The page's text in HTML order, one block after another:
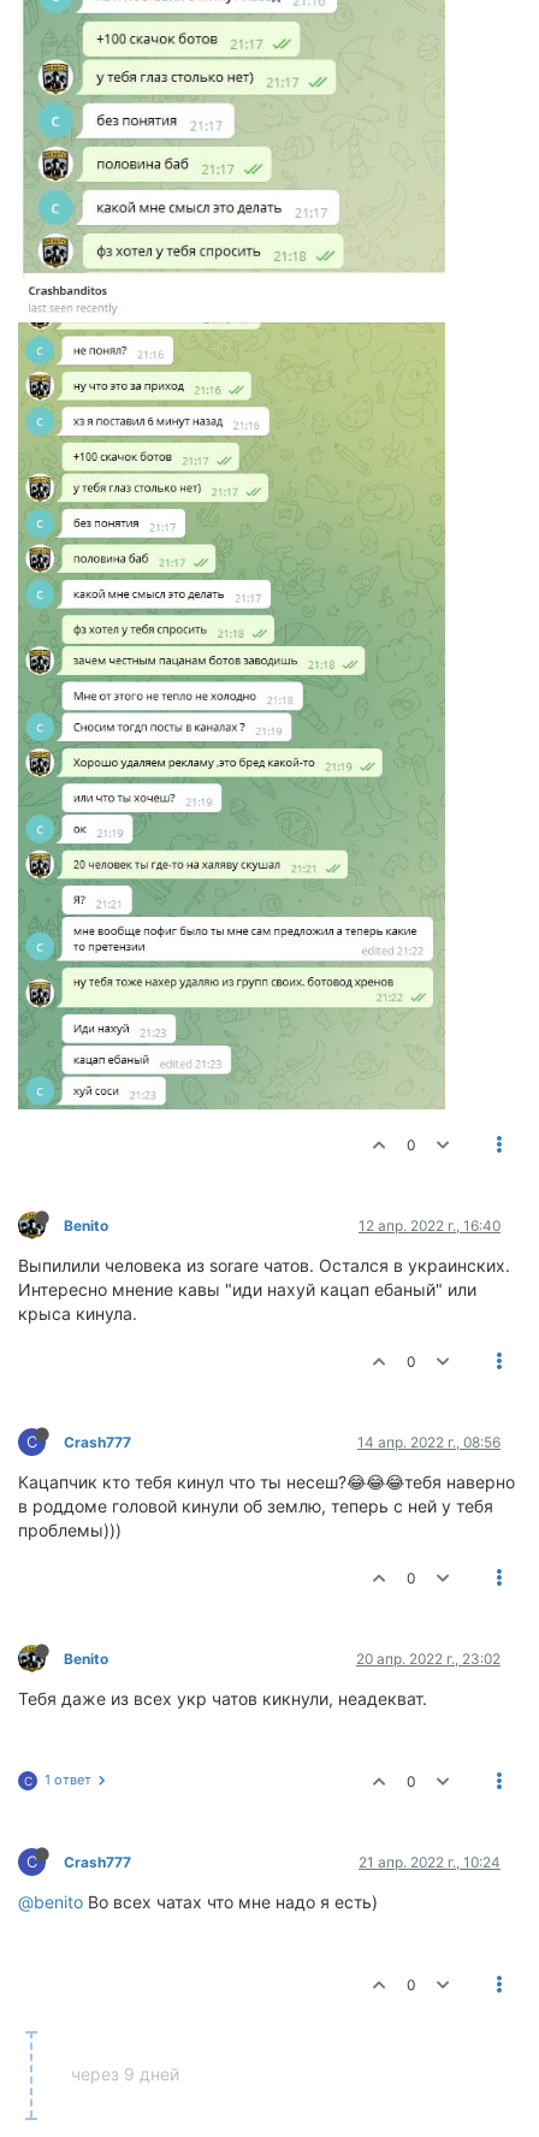
0
Benito 12 апр. 2022 г., 16:40
Выпилили человека из sorare чатов. Остался в украинских.
Интересно мнение кавы "иди нахуй кацап ебаный" или
крыса кинула.
0
C Crash777 14 апр. 2022 г., 08:56
Кацапчик кто тебя кинул что ты несеш?😂😂😂тебя наверно
в роддоме головой кинули об землю, теперь с ней у тебя
проблемы)))
0
Benito 20 апр. 2022 г., 23:02
Тебя даже из всех укр чатов кикнули, неадекват.
C 1 ответ 0
C Crash777 21 апр. 2022 г., 10:24
@benito Во всех чатах что мне надо я есть)
0
через 9 дней